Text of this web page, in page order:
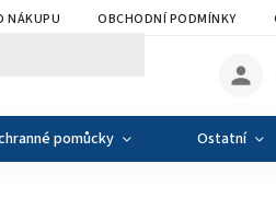
NÁKUPU OBCHODNÍ PODMÍNKY
pomůcky Ostatní